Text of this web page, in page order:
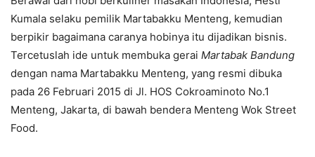
Kumala selaku pemilik Martabakku Menteng, kemudian
berpikir bagaimana caranya hobinya itu dijadikan bisnis.
Tercetuslah ide untuk membuka gerai Martabak Bandung
dengan nama Martabakku Menteng, yang resmi dibuka
pada 26 Februari 2015 di Jl. HOS Cokroaminoto No.1
Menteng, Jakarta, di bawah bendera Menteng Wok Street
Food.